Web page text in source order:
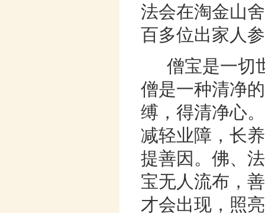
法会在淘金山
百多位出家人
僧宝是一切
僧是一种清净
缚，得清净心
减轻业障，长
提善因。佛、
宝无人流布，
才会出现，照